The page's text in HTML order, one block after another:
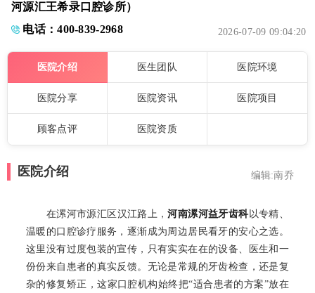
河源汇王希录口腔诊所）
电话：400-839-2968
2026-07-09 09:04:20
医院介绍 医生团队 医院环境
医院分享 医院资讯 医院项目
顾客点评 医院资质
医院介绍 编辑:南乔
在漯河市源汇区汉江路上，河南漯河益牙齿科以专精、
温暖的口腔诊疗服务，逐渐成为周边居民看牙的安心之选。
这里没有过度包装的宣传，只有实实在在的设备、医生和一
份份来自患者的真实反馈。无论是常规的牙齿检查，还是复
杂的修复矫正，这家口腔机构始终把“适合患者的方案”放在